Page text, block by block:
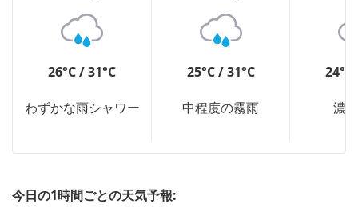
26°C / 31°C
わずかな雨シャワー
25°C / 31°C
中程度の霧雨
24°C
濃
今日の1時間ごとの天気予報: